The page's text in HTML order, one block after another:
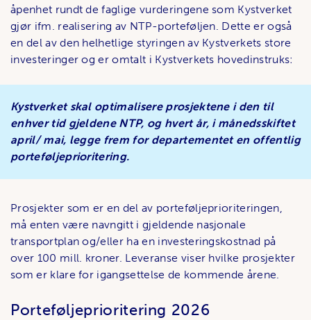
åpenhet rundt de faglige vurderingene som Kystverket
gjør ifm. realisering av NTP-porteføljen. Dette er også
en del av den helhetlige styringen av Kystverkets store
investeringer og er omtalt i Kystverkets hovedinstruks:
Kystverket skal optimalisere prosjektene i den til
enhver tid gjeldene NTP, og hvert år, i månedsskiftet
april/ mai, legge frem for departementet en offentlig
porteføljeprioritering.
Prosjekter som er en del av porteføljeprioriteringen,
må enten være navngitt i gjeldende nasjonale
transportplan og/eller ha en investeringskostnad på
over 100 mill. kroner. Leveranse viser hvilke prosjekter
som er klare for igangsettelse de kommende årene.
Porteføljeprioritering 2026